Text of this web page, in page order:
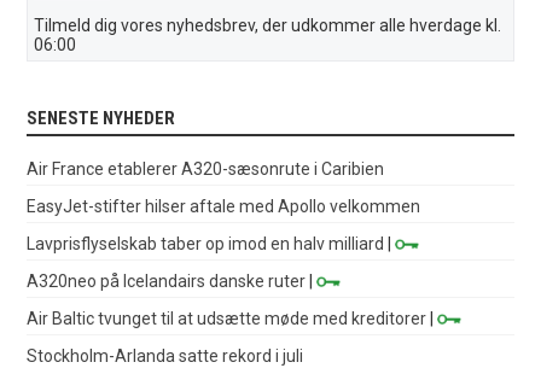
Tilmeld dig vores nyhedsbrev, der udkommer alle hverdage kl.
06:00
SENESTE NYHEDER
Air France etablerer A320-sæsonrute i Caribien
EasyJet-stifter hilser aftale med Apollo velkommen
Lavprisflyselskab taber op imod en halv milliard
|
A320neo på Icelandairs danske ruter |
Air Baltic tvunget til at udsætte møde med kreditorer |
Stockholm-Arlanda satte rekord i juli